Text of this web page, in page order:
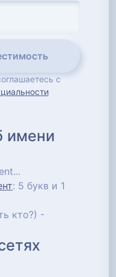
с
имени
: 5 букв и 1
кто?) -